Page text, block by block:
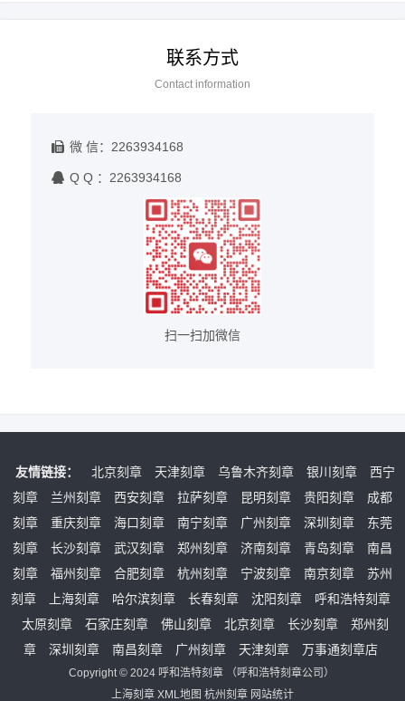
联系方式
Contact information
微 信：2263934168
Q Q ：2263934168
扫一扫加微信
友情链接： 北京刻章 天津刻章 乌鲁木齐刻章 银川刻章
西宁
刻章
兰州刻章 西安刻章 拉萨刻章 昆明刻章 贵阳刻章
成都
刻章
重庆刻章 海口刻章 南宁刻章 广州刻章 深圳刻章
东莞
刻章
长沙刻章 武汉刻章 郑州刻章 济南刻章 青岛刻章
南昌
刻章
福州刻章 合肥刻章 杭州刻章 宁波刻章 南京刻章
苏州
刻章
上海刻章 哈尔滨刻章 长春刻章 沈阳刻章
呼和浩特刻章
太原刻章
石家庄刻章 佛山刻章 北京刻章 长沙刻章
郑州刻
章
深圳刻章 南昌刻章 广州刻章 天津刻章 万事通刻章店
Copyright © 2024 呼和浩特刻章（呼和浩特刻章公司 ）
上海刻章 XML地图 杭州刻章 网站统计